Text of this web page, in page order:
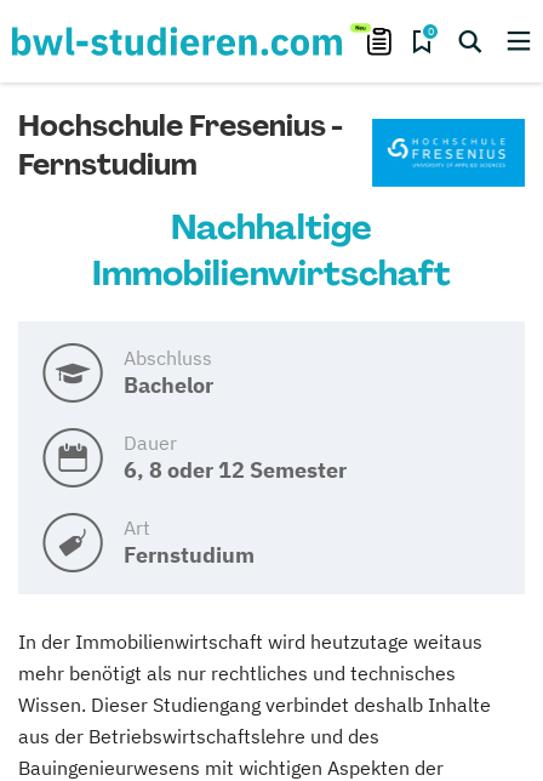
0
Hochschule Fresenius -
Fernstudium
Nachhaltige
Immobilienwirtschaft
Abschluss
Bachelor
Dauer
6, 8 oder 12 Semester
Art
Fernstudium
In der Immobilienwirtschaft wird heutzutage weitaus
mehr benötigt als nur rechtliches und technisches
Wissen. Dieser Studiengang verbindet deshalb Inhalte
aus der Betriebswirtschaftslehre und des
Bauingenieurwesens mit wichtigen Aspekten der